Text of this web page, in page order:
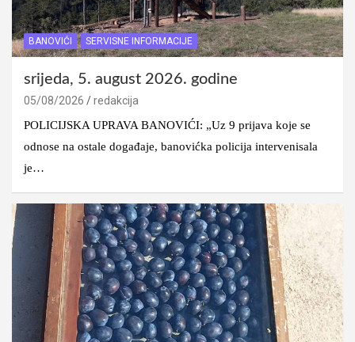
BANOVIĆI SERVISNE INFORMACIJE
srijeda, 5. august 2026. godine
05/08/2026
redakcija
POLICIJSKA UPRAVA BANOVIĆI: „Uz 9 prijava koje se
odnose na ostale događaje, banovićka policija intervenisala
je…